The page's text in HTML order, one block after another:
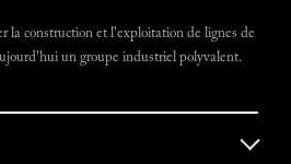
la construction et l'exploitation de lignes de
un groupe industriel polyvalent.